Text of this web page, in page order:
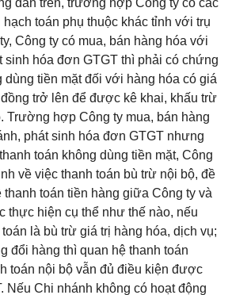
dẫn trên, trường hợp Công ty có các
toán phụ thuộc khác tỉnh với trụ
Công ty có mua, bán hàng hóa với
sinh hóa đơn GTGT thì phải có chứng
dùng tiền mặt đối với hàng hóa có giá
trở lên để được kê khai, khấu trừ
Trường hợp Công ty mua, bán hàng
phát sinh hóa đơn GTGT nhưng
toán không dùng tiền mặt, Công
về việc thanh toán bù trừ nội bộ, đề
thanh toán tiền hàng giữa Công ty và
thực hiện cụ thể như thế nào, nếu
là bù trừ giá trị hàng hóa, dịch vụ;
đổi hàng thì quan hệ thanh toán
toán nội bộ vẫn đủ điều kiện được
Nếu Chi nhánh không có hoạt động